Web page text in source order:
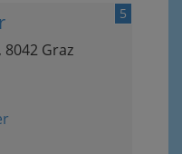
5
Graz